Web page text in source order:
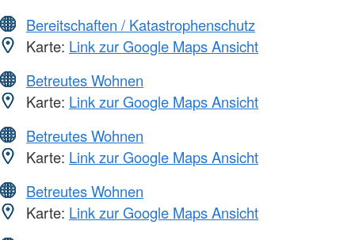
Bereitschaften / Katastrophenschutz
Karte: Link zur Google Maps Ansicht
Betreutes Wohnen
Karte: Link zur Google Maps Ansicht
Betreutes Wohnen
Karte: Link zur Google Maps Ansicht
Betreutes Wohnen
Karte: Link zur Google Maps Ansicht